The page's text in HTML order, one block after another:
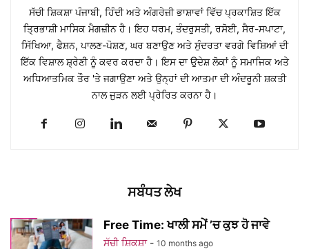
ਸੱਚੀ ਸ਼ਿਕਸ਼ਾ ਪੰਜਾਬੀ, ਹਿੰਦੀ ਅਤੇ ਅੰਗਰੇਜ਼ੀ ਭਾਸ਼ਾਵਾਂ ਵਿੱਚ ਪ੍ਰਕਾਸ਼ਿਤ ਇੱਕ
ਤ੍ਰਿਭਾਸ਼ੀ ਮਾਸਿਕ ਮੈਗਜ਼ੀਨ ਹੈ। ਇਹ ਧਰਮ, ਤੰਦਰੁਸਤੀ, ਰਸੋਈ, ਸੈਰ-ਸਪਾਟਾ,
ਸਿੱਖਿਆ, ਫੈਸ਼ਨ, ਪਾਲਣ-ਪੋਸ਼ਣ, ਘਰ ਬਣਾਉਣ ਅਤੇ ਸੁੰਦਰਤਾ ਵਰਗੇ ਵਿਸ਼ਿਆਂ ਦੀ
ਇੱਕ ਵਿਸ਼ਾਲ ਸ਼੍ਰੇਣੀ ਨੂੰ ਕਵਰ ਕਰਦਾ ਹੈ। ਇਸ ਦਾ ਉਦੇਸ਼ ਲੋਕਾਂ ਨੂੰ ਸਮਾਜਿਕ ਅਤੇ
ਅਧਿਆਤਮਿਕ ਤੌਰ 'ਤੇ ਜਗਾਉਣਾ ਅਤੇ ਉਨ੍ਹਾਂ ਦੀ ਆਤਮਾ ਦੀ ਅੰਦਰੂਨੀ ਸ਼ਕਤੀ
ਨਾਲ ਜੁੜਨ ਲਈ ਪ੍ਰੇਰਿਤ ਕਰਨਾ ਹੈ।
ਸਬੰਧਤ ਲੇਖ
Free Time: ਖਾਲੀ ਸਮੇਂ ’ਚ ਕੁਝ ਹੋ ਜਾਵੇ
ਸੱਚੀ ਸ਼ਿਕਸ਼ਾ - 10 months ago